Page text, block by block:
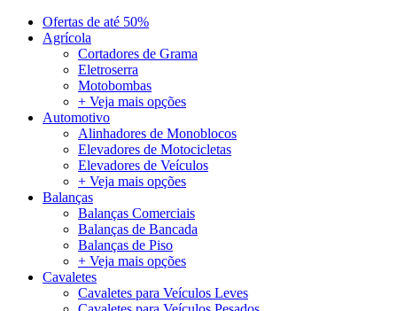
Ofertas de até 50%
Agrícola
Cortadores de Grama
Eletroserra
Motobombas
+ Veja mais opções
Automotivo
Alinhadores de Monoblocos
Elevadores de Motocicletas
Elevadores de Veículos
+ Veja mais opções
Balanças
Balanças Comerciais
Balanças de Bancada
Balanças de Piso
+ Veja mais opções
Cavaletes
Cavaletes para Veículos Leves